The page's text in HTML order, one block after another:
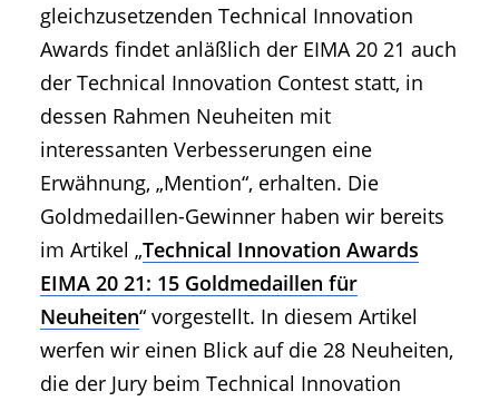
gleichzusetzenden Technical Innovation
Awards findet anläßlich der EIMA 20 21 auch
der Technical Innovation Contest statt, in
dessen Rahmen Neuheiten mit
interessanten Verbesserungen eine
Erwähnung, „Mention“, erhalten. Die
Goldmedaillen-Gewinner haben wir bereits
im Artikel „Technical Innovation Awards
EIMA 20 21: 15 Goldmedaillen für
Neuheiten“ vorgestellt. In diesem Artikel
werfen wir einen Blick auf die 28 Neuheiten,
die der Jury beim Technical Innovation